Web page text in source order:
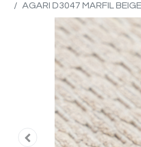
AGARI D3047 MARFIL